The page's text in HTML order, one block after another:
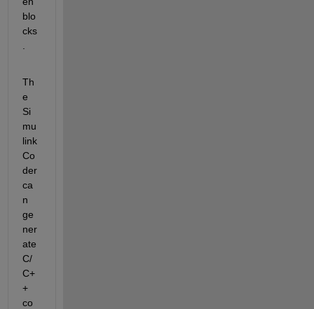
blo
cks
Th
e
Si
mu
link
Co
der
ca
n
ge
ner
ate
C/
C+
+
co